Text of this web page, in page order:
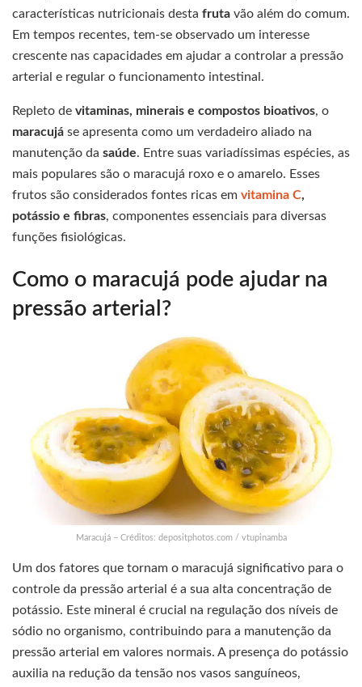
características nutricionais desta fruta vão além do comum.
Em tempos recentes, tem-se observado um interesse
crescente nas capacidades em ajudar a controlar a pressão
arterial e regular o funcionamento intestinal.
Repleto de vitaminas, minerais e compostos bioativos, o
maracujá se apresenta como um verdadeiro aliado na
manutenção da saúde. Entre suas variadíssimas espécies, as
mais populares são o maracujá roxo e o amarelo. Esses
frutos são considerados fontes ricas em vitamina C,
potássio e fibras, componentes essenciais para diversas
funções fisiológicas.
Como o maracujá pode ajudar na
pressão arterial?
Maracujá – Créditos: depositphotos.com / vtupinamba
Um dos fatores que tornam o maracujá significativo para o
controle da pressão arterial é a sua alta concentração de
potássio. Este mineral é crucial na regulação dos níveis de
sódio no organismo, contribuindo para a manutenção da
pressão arterial em valores normais. A presença do potássio
auxilia na redução da tensão nos vasos sanguíneos,